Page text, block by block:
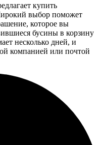
купить
выбор поможет
которое вы
бусины в корзину
несколько дней, и
компанией или почтой